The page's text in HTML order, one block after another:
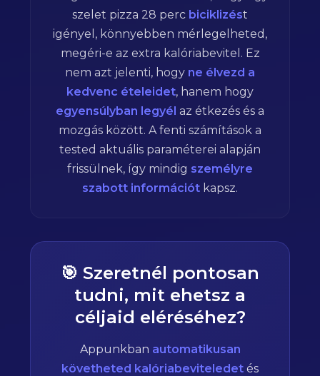
szelet pizza 28 perc biciklizést
igényel, könnyebben mérlegelheted,
megéri-e az extra kalóriabevitel. Ez
nem azt jelenti, hogy ne élvezd a
kedvenc ételeidet, hanem hogy
egyensúlyban legyél az étkezés és a
mozgás között. A fenti számítások a
tested aktuális paraméterei alapján
frissülnek, így mindig személyre
szabott információt kapsz.
🎯 Szeretnél pontosan
tudni, mit ehetsz a
céljaid eléréséhez?
Appunkban automatikusan
követheted kalóriabeviteledet és